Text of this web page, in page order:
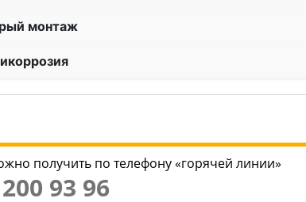
монтаж
получить по телефону «горячей линии»
93 96